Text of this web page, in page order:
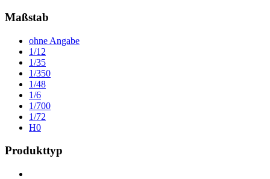
Maßstab
ohne Angabe
1/12
1/35
1/350
1/48
1/6
1/700
1/72
H0
Produkttyp